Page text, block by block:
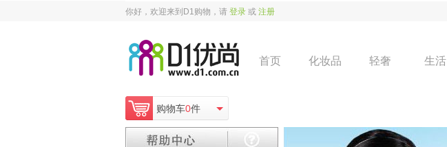
你好，欢迎来到D1购物，请 登录 或 注册
首页 化妆品 轻奢 生活
购物车0件